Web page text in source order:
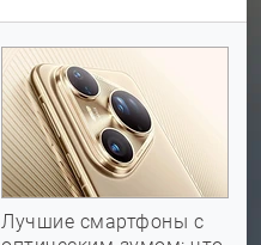
Лучшие смартфоны с